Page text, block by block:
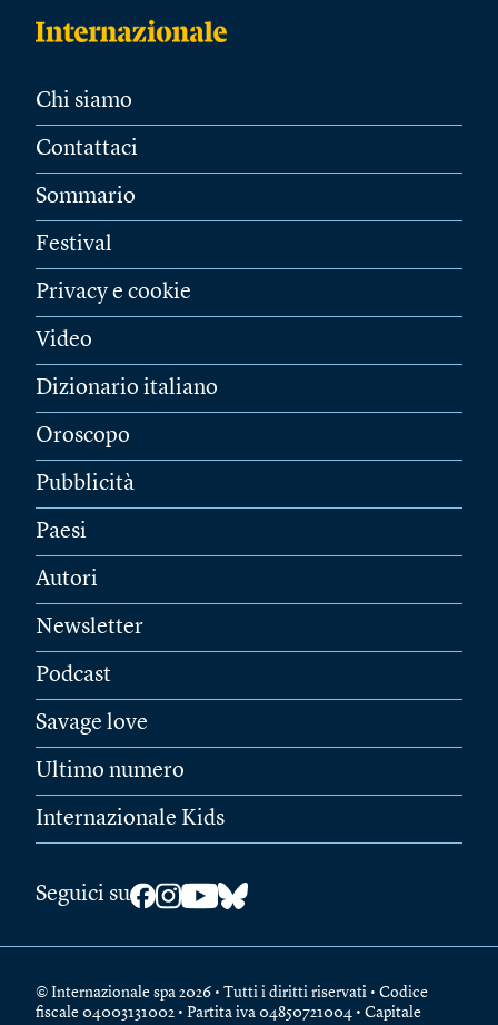
Chi siamo
Contattaci
Sommario
Festival
Privacy e cookie
Video
Dizionario italiano
Oroscopo
Pubblicità
Paesi
Autori
Newsletter
Podcast
Savage love
Ultimo numero
Internazionale Kids
Seguici su
© Internazionale spa 2026 • Tutti i diritti riservati • Codice
fiscale 04003131002 • Partita iva 04850721004 • Capitale